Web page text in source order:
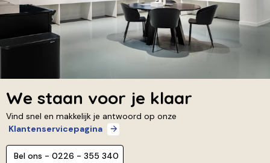
We staan voor je klaar
Vind snel en makkelijk je antwoord op onze
Klantenservicepagina
Bel ons - 0226 - 355 340